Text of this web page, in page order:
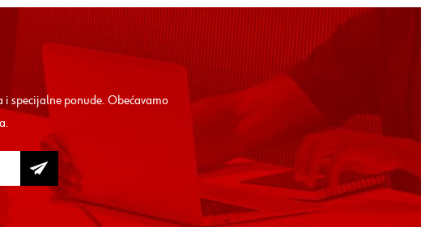
i specijalne ponude. Obećavamo